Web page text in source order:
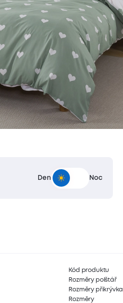
Den Noc
Kód produktu
Rozměry polštář
Rozměry přikrývka
Rozměry